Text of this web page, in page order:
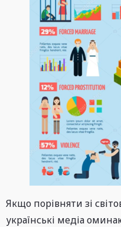
Якщо порівняти зі
українські медіа